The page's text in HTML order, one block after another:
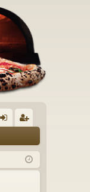
in riv
iti